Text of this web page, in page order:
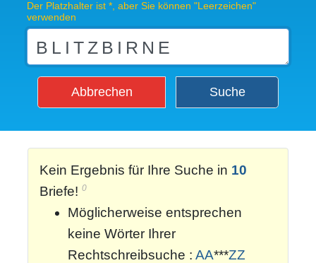
Der Platzhalter ist *, aber Sie können "Leerzeichen"
verwenden
Abbrechen Suche
Kein Ergebnis für Ihre Suche in 10
Briefe! 0
Möglicherweise entsprechen
keine Wörter Ihrer
Rechtschreibsuche : AA***ZZ